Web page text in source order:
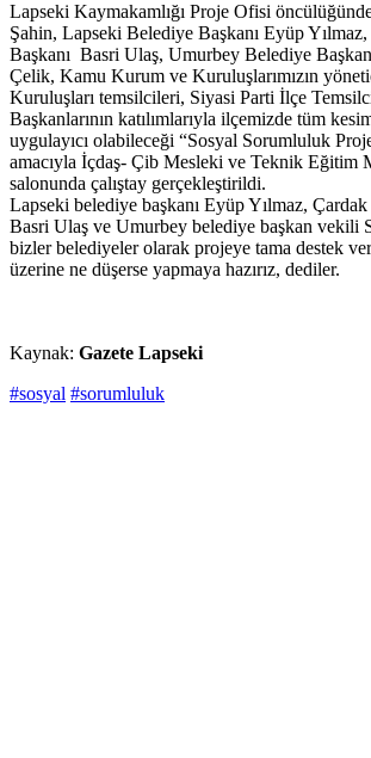
Lapseki Kaymakamlığı Proje Ofisi
Şahin, Lapseki Belediye Başkanı Eyüp
Başkanı Basri Ulaş, Umurbey Belediye
Çelik, Kamu Kurum ve Kuruluşlarımızın
Kuruluşları temsilcileri, Siyasi Parti İlçe
Başkanlarının katılımlarıyla ilçemizde tüm
uygulayıcı olabileceği “Sosyal Sorumluluk
amacıyla İçdaş- Çib Mesleki ve Teknik Eğitim
salonunda çalıştay gerçekleştirildi.
Lapseki belediye başkanı Eyüp Yılmaz,
Basri Ulaş ve Umurbey belediye başkan vekili
bizler belediyeler olarak projeye tama destek
üzerine ne düşerse yapmaya hazırız, dediler.
Kaynak: Gazete Lapseki
#sosyal #sorumluluk